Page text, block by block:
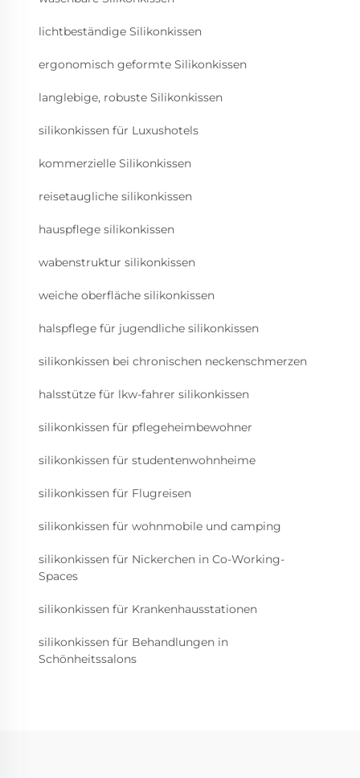
lichtbeständige Silikonkissen
ergonomisch geformte Silikonkissen
langlebige, robuste Silikonkissen
silikonkissen für Luxushotels
kommerzielle Silikonkissen
reisetaugliche silikonkissen
hauspflege silikonkissen
wabenstruktur silikonkissen
weiche oberfläche silikonkissen
halspflege für jugendliche silikonkissen
silikonkissen bei chronischen neckenschmerzen
halsstütze für lkw-fahrer silikonkissen
silikonkissen für pflegeheimbewohner
silikonkissen für studentenwohnheime
silikonkissen für Flugreisen
silikonkissen für wohnmobile und camping
silikonkissen für Nickerchen in Co-Working-
Spaces
silikonkissen für Krankenhausstationen
silikonkissen für Behandlungen in
Schönheitssalons